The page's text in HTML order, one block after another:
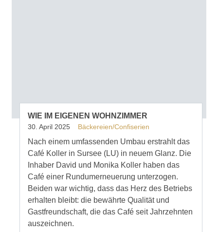
WIE IM EIGENEN WOHNZIMMER
30. April 2025 Bäckereien/Confiserien
Nach einem umfassenden Umbau erstrahlt das
Café Koller in Sursee (LU) in neuem Glanz. Die
Inhaber David und Monika Koller haben das
Café einer Rundumerneuerung unterzogen.
Beiden war wichtig, dass das Herz des Betriebs
erhalten bleibt: die bewährte Qualität und
Gastfreundschaft, die das Café seit Jahrzehnten
auszeichnen.